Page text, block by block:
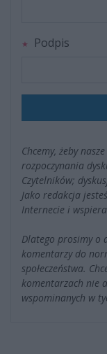
Podpis
Chcemy, żeby
rozpoczynania
Czytelników;
Jako redakcja
Internecie i
Dlatego prosimy o
komentarzy do
społeczeństwa.
komentarzach nie
wspominanych w